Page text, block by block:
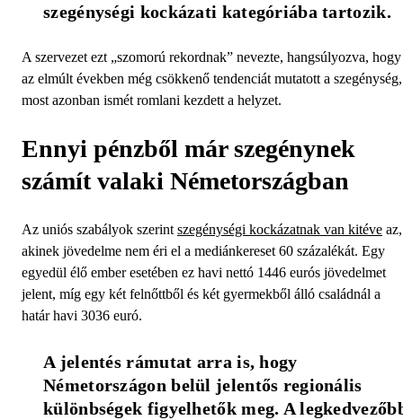
szegénységi kockázati kategóriába tartozik.
A szervezet ezt „szomorú rekordnak” nevezte, hangsúlyozva, hogy
az elmúlt években még csökkenő tendenciát mutatott a szegénység,
most azonban ismét romlani kezdett a helyzet.
Ennyi pénzből már szegénynek
számít valaki Németországban
Az uniós szabályok szerint szegénységi kockázatnak van kitéve az,
akinek jövedelme nem éri el a mediánkereset 60 százalékát. Egy
egyedül élő ember esetében ez havi nettó 1446 eurós jövedelmet
jelent, míg egy két felnőttből és két gyermekből álló családnál a
határ havi 3036 euró.
A jelentés rámutat arra is, hogy
Németországon belül jelentős regionális
különbségek figyelhetők meg. A